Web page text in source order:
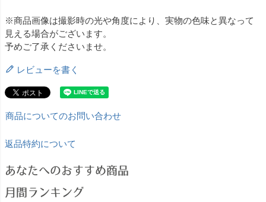
※商品画像は撮影時の光や角度により、実物の色味と異なって
見える場合がございます。
予めご了承くださいませ。
レビューを書く
商品についてのお問い合わせ
返品特約について
あなたへのおすすめ商品
月間ランキング